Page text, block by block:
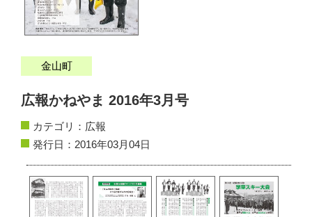
金山町
広報かねやま 2016年3月号
カテゴリ： 広報
発行日：2016年03月04日
サイトマップ
個人情報保護方針
動作環境
リンク集